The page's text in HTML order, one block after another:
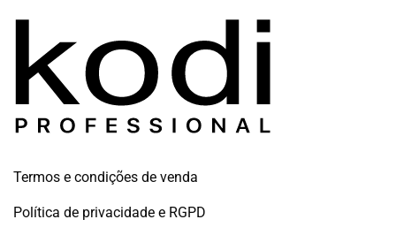
Termos e condições de venda
Política de privacidade e RGPD